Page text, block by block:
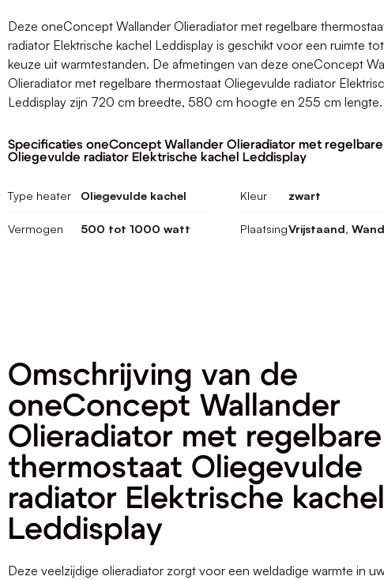
Deze oneConcept Wallander Olieradiator met regelbare
radiator Elektrische kachel Leddisplay is geschikt voor een ruimte
keuze uit warmtestanden. De afmetingen van deze oneConcept
Olieradiator met regelbare thermostaat Oliegevulde radiator
Leddisplay zijn 720 cm breedte, 580 cm hoogte en 255 cm lengte.
Specificaties oneConcept Wallander Olieradiator met
Oliegevulde radiator Elektrische kachel Leddisplay
Type heater Oliegevulde kachel
Vermogen 500 tot 1000 watt
Kleur zwart
PlaatsingVrijstaand,
Omschrijving van de
oneConcept Wallander
Olieradiator met regelbare
thermostaat Oliegevulde
radiator Elektrische kachel
Leddisplay
Deze veelzijdige olieradiator zorgt voor een weldadige warmte in